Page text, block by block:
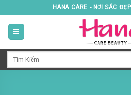
to
content
HANA CARE - NƠI SẮC
Tìm